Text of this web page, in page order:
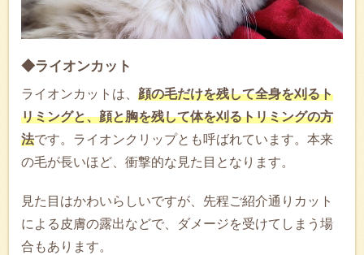
◆ライオンカット
ライオンカットは、 顔の毛だけを残して全身を刈るト
リミングと、顔と胸を残して体を刈るトリミングの方
法です。ライオンクリップとも呼ばれています。本来
の毛が長いほど、衝撃的な見た目となります。
見た目はかわいらしいですが、先程ご紹介通りカット
による皮膚の露出などで、ダメージを受けてしまう場
合もあります。